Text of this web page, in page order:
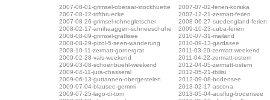
2007-08-01-grimsel-oberaar-stockhuette
2007-08-12-triftbruecke
2007-08-26-grimsel-rohnegletscher
2008-02-17-arnihaaggen-schneeschuhe
2008-08-09-grimsel-gratlisee
2008-08-29-pizol-5-seen-wanderung
2008-10-11-zermatt-gornergrat
2009-02-28-vals-weekend
2009-03-08-schoenbuehl-weekend
2009-04-11-jura-chasseral
2009-06-13-guttannen-obergestelen
2009-07-04-blausee-gemmi
2009-07-25-lago-di-tom
2007-07-02-ferien-korsika
2007-12-21-zermatt-ferien
2008-06-27-suedengland-ferien
2009-10-23-cuba-ferien
2010-07-31-mailand
2010-09-13-gardasee
2011-03-20-zermatt-weekend
2011-04-22-zermatt-ostern
2012-04-05-zermatt-ostern
2012-05-21-tbilisi
2012-09-08-bodensee
2013-02-17-ascona
2013-05-04-ausflug-bodensee